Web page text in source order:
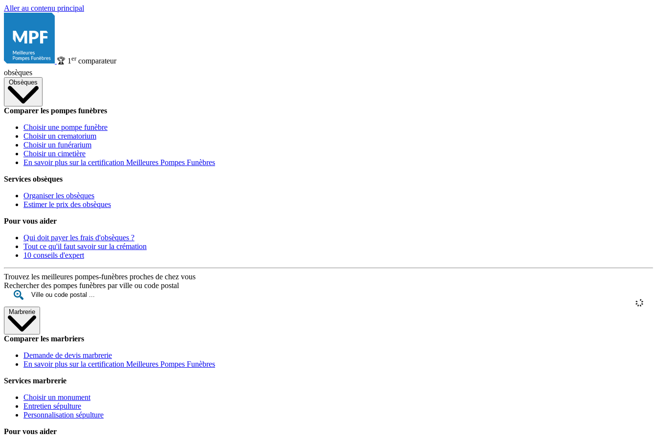
Aller au contenu principal
🏆 1 ercomparateur
obsèques
Obsèques
Comparer les pompes funèbres
Choisir une pompe funèbre
Choisir un crematorium
Choisir un funérarium
Choisir un cimetière
En savoir plus sur la certification Meilleures Pompes Funèbres
Services obsèques
Organiser les obsèques
Estimer le prix des obsèques
Pour vous aider
Qui doit payer les frais d'obsèques ?
Tout ce qu'il faut savoir sur la crémation
10 conseils d'expert
Trouvez les meilleures pompes-funèbres proches de chez vous
Rechercher des pompes funèbres par ville ou code postal
Marbrerie
Comparer les marbriers
Demande de devis marbrerie
En savoir plus sur la certification Meilleures Pompes Funèbres
Services marbrerie
Choisir un monument
Entretien sépulture
Personnalisation sépulture
Pour vous aider